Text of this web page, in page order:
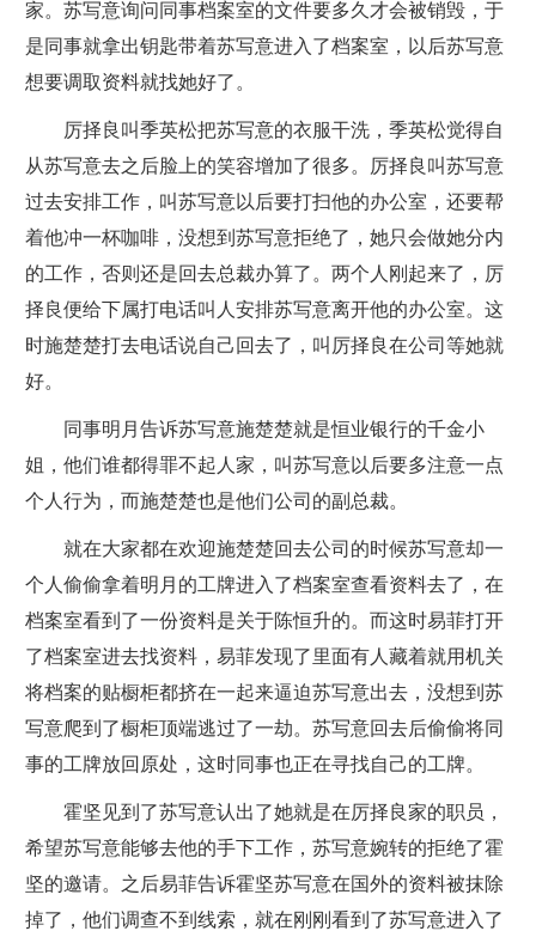
家。苏写意询问同事档案室的文件要多久才会被销毁，于
是同事就拿出钥匙带着苏写意进入了档案室，以后苏写意
想要调取资料就找她好了。
厉择良叫季英松把苏写意的衣服干洗，季英松觉得自
从苏写意去之后脸上的笑容增加了很多。厉择良叫苏写意
过去安排工作，叫苏写意以后要打扫他的办公室，还要帮
着他冲一杯咖啡，没想到苏写意拒绝了，她只会做她分内
的工作，否则还是回去总裁办算了。两个人刚起来了，厉
择良便给下属打电话叫人安排苏写意离开他的办公室。这
时施楚楚打去电话说自己回去了，叫厉择良在公司等她就
好。
同事明月告诉苏写意施楚楚就是恒业银行的千金小
姐，他们谁都得罪不起人家，叫苏写意以后要多注意一点
个人行为，而施楚楚也是他们公司的副总裁。
就在大家都在欢迎施楚楚回去公司的时候苏写意却一
个人偷偷拿着明月的工牌进入了档案室查看资料去了，在
档案室看到了一份资料是关于陈恒升的。而这时易菲打开
了档案室进去找资料，易菲发现了里面有人藏着就用机关
将档案的贴橱柜都挤在一起来逼迫苏写意出去，没想到苏
写意爬到了橱柜顶端逃过了一劫。苏写意回去后偷偷将同
事的工牌放回原处，这时同事也正在寻找自己的工牌。
霍坚见到了苏写意认出了她就是在厉择良家的职员，
希望苏写意能够去他的手下工作，苏写意婉转的拒绝了霍
坚的邀请。之后易菲告诉霍坚苏写意在国外的资料被抹除
掉了，他们调查不到线索，就在刚刚看到了苏写意进入了